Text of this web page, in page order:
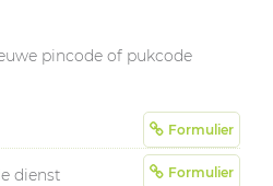
pincode of pukcode
Formulier
dienst Formulier